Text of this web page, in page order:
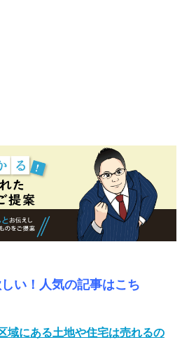
しい！人気の記事はこち
域にある土地や住宅は売れるの